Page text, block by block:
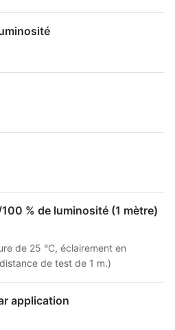
% de luminosité (1 mètre)
de 25 °C, éclairement en
de test de 1 m.)
application